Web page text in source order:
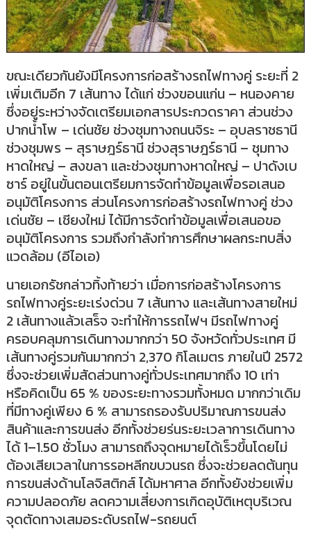
ขณะเดียวกันยังมีโครงการก่อสร้างรถไฟทางคู่ ระยะที่ 2
เพิ่มเติมอีก 7 เส้นทาง ได้แก่ ช่วงขอนแก่น – หนองคาย
ซึ่งอยู่ระหว่างจัดเตรียมเอกสารประกวดราคา ส่วนช่วง
ปากน้ำโพ – เด่นชัย ช่วงชุมทางถนนจิระ – อุบลราชธานี
ช่วงชุมพร – สุราษฎร์ธานี ช่วงสุราษฎร์ธานี – ชุมทาง
หาดใหญ่ – สงขลา และช่วงชุมทางหาดใหญ่ – ปาดังเบ
ซาร์ อยู่ในขั้นตอนเตรียมการจัดทำข้อมูลเพื่อรอเสนอ
อนุมัติโครงการ ส่วนโครงการก่อสร้างรถไฟทางคู่ ช่วง
เด่นชัย – เชียงใหม่ ได้มีการจัดทำข้อมูลเพื่อเสนอขอ
อนุมัติโครงการ รวมถึงกำลังทำการศึกษาผลกระทบสิ่ง
แวดล้อม (อีไอเอ)
นายเอกรัชกล่าวทิ้งท้ายว่า เมื่อการก่อสร้างโครงการ
รถไฟทางคู่ระยะเร่งด่วน 7 เส้นทาง และเส้นทางสายใหม่
2 เส้นทางแล้วเสร็จ จะทำให้การรถไฟฯ มีรถไฟทางคู่
ครอบคลุมการเดินทางมากกว่า 50 จังหวัดทั่วประเทศ มี
เส้นทางคู่รวมกันมากกว่า 2,370 กิโลเมตร ภายในปี 2572
ซึ่งจะช่วยเพิ่มสัดส่วนทางคู่ทั่วประเทศมากถึง 10 เท่า
หรือคิดเป็น 65 % ของระยะทางรวมทั้งหมด มากกว่าเดิม
ที่มีทางคู่เพียง 6 % สามารถรองรับปริมาณการขนส่ง
สินค้าและการขนส่ง อีกทั้งช่วยร่นระยะเวลาการเดินทาง
ได้ 1–1.50 ชั่วโมง สามารถถึงจุดหมายได้เร็วขึ้นโดยไม่
ต้องเสียเวลาในการรอหลีกขบวนรถ ซึ่งจะช่วยลดต้นทุน
การขนส่งด้านโลจิสติกส์ ได้มหาศาล อีกทั้งยังช่วยเพิ่ม
ความปลอดภัย ลดความเสี่ยงการเกิดอุบัติเหตุบริเวณ
จุดตัดทางเสมอระดับรถไฟ-รถยนต์